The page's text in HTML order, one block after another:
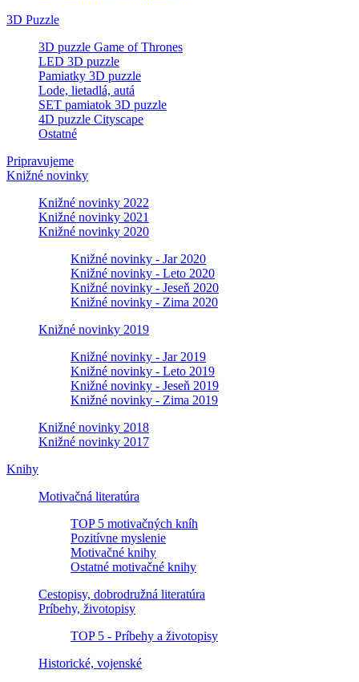
3D Puzzle
3D puzzle Game of Thrones
LED 3D puzzle
Pamiatky 3D puzzle
Lode, lietadlá, autá
SET pamiatok 3D puzzle
4D puzzle Cityscape
Ostatné
Pripravujeme
Knižné novinky
Knižné novinky 2022
Knižné novinky 2021
Knižné novinky 2020
Knižné novinky - Jar 2020
Knižné novinky - Leto 2020
Knižné novinky - Jeseň 2020
Knižné novinky - Zima 2020
Knižné novinky 2019
Knižné novinky - Jar 2019
Knižné novinky - Leto 2019
Knižné novinky - Jeseň 2019
Knižné novinky - Zima 2019
Knižné novinky 2018
Knižné novinky 2017
Knihy
Motivačná literatúra
TOP 5 motivačných kníh
Pozitívne myslenie
Motivačné knihy
Ostatné motivačné knihy
Cestopisy, dobrodružná literatúra
Príbehy, životopisy
TOP 5 - Príbehy a životopisy
Historické, vojenské